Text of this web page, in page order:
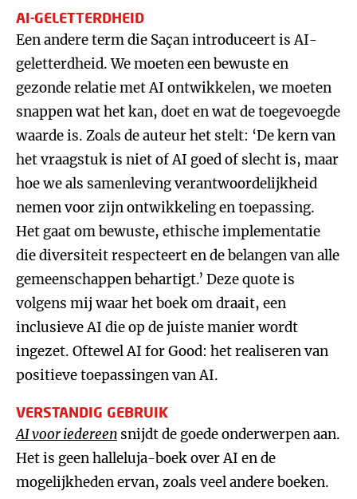
AI-GELETTERDHEID
Een andere term die Saçan introduceert is AI-
geletterdheid. We moeten een bewuste en
gezonde relatie met AI ontwikkelen, we moeten
snappen wat het kan, doet en wat de toegevoegde
waarde is. Zoals de auteur het stelt: ‘De kern van
het vraagstuk is niet of AI goed of slecht is, maar
hoe we als samenleving verantwoordelijkheid
nemen voor zijn ontwikkeling en toepassing.
Het gaat om bewuste, ethische implementatie
die diversiteit respecteert en de belangen van alle
gemeenschappen behartigt.’ Deze quote is
volgens mij waar het boek om draait, een
inclusieve AI die op de juiste manier wordt
ingezet. Oftewel AI for Good: het realiseren van
positieve toepassingen van AI.
VERSTANDIG GEBRUIK
AI voor iedereen snijdt de goede onderwerpen aan.
Het is geen halleluja-boek over AI en de
mogelijkheden ervan, zoals veel andere boeken.